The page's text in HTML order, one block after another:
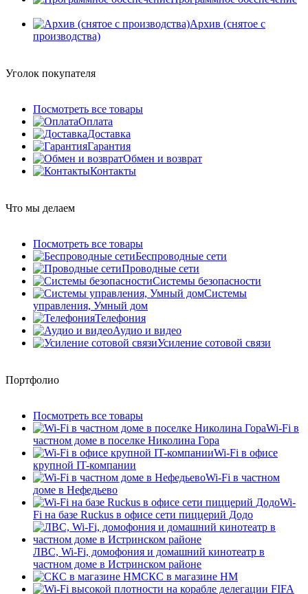
Архив (снятое с
производства)
Уголок покупателя
Посмотреть все товары
Оплата
Доставка
Гарантия
Обмен и возврат
Контакты
Что мы делаем
Посмотреть все товары
Беспроводные сети
Проводные сети
Системы безопасности
Системы
управления, Умный дом
Телефония
Аудио и видео
Усиление сотовой связи
Портфолио
Посмотреть все товары
Wi-Fi в
частном доме в поселке Николина Гора
Wi-Fi в офисе
крупной IT-компании
Wi-Fi в частном
доме в Нефедьево
Wi-
Fi на базе Ruckus в офисе сети пиццерий Додо
ЛВС, Wi-Fi, домофония и домашний кинотеатр в
частном доме в Истринском районе
СКС в магазине HM